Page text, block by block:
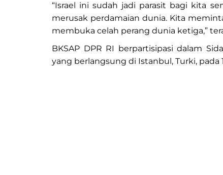
“Israel ini sudah jadi parasit bagi kita
merusak perdamaian dunia. Kita
membuka celah perang dunia ketiga,”
BKSAP DPR RI berpartisipasi dalam
yang berlangsung di Istanbul, Turki, pada